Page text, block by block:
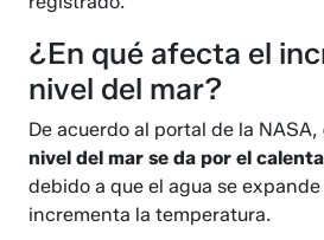
¿En qué afecta el
nivel del mar?
De acuerdo al portal de la NASA,
nivel del mar se da por el
debido a que el agua se
incrementa la temperatura.